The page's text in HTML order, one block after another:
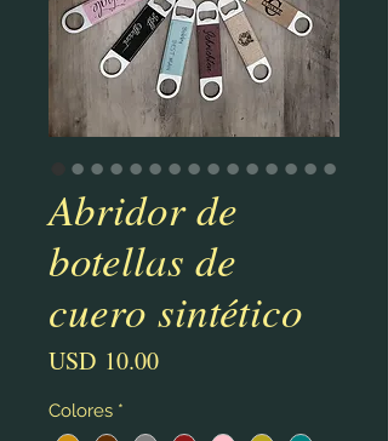
Abridor de
botellas de
cuero sintético
USD 10.00Precio
Colores *